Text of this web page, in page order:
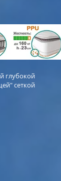
глубокой
сеткой